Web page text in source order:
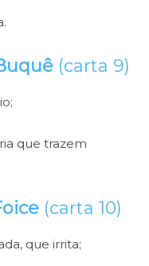
(carta 9)
que trazem
(carta 10)
que irrita;